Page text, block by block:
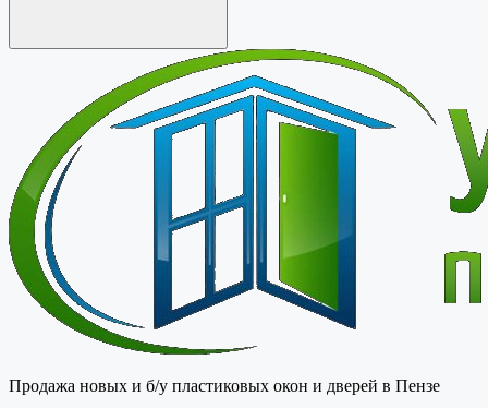
Продажа новых и б/у пластиковых окон и дверей в Пензе